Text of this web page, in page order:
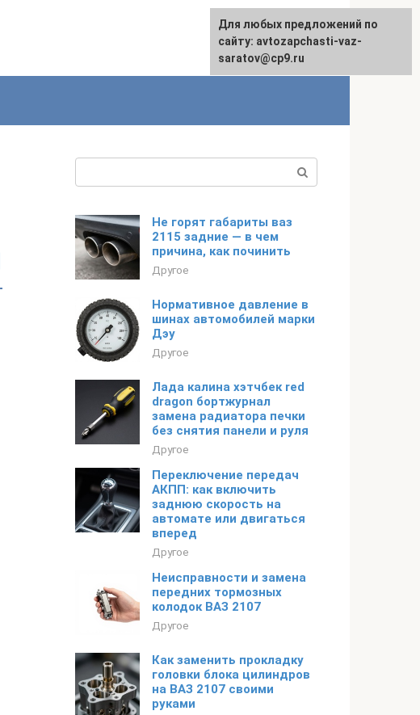
English
Не горят габариты ваз
2115 задние — в чем
причина, как починить
Другое
Нормативное давление в
шинах автомобилей марки
Дэу
Другое
Лада калина хэтчбек red
dragon бортжурнал
замена радиатора печки
без снятия панели и руля
Другое
Переключение передач
АКПП: как включить
заднюю скорость на
автомате или двигаться
вперед
Другое
Неисправности и замена
передних тормозных
колодок ВАЗ 2107
Другое
Как заменить прокладку
головки блока цилиндров
на ВАЗ 2107 своими
руками
Для любых предложений по
сайту: avtozapchasti-vaz-
saratov@cp9.ru